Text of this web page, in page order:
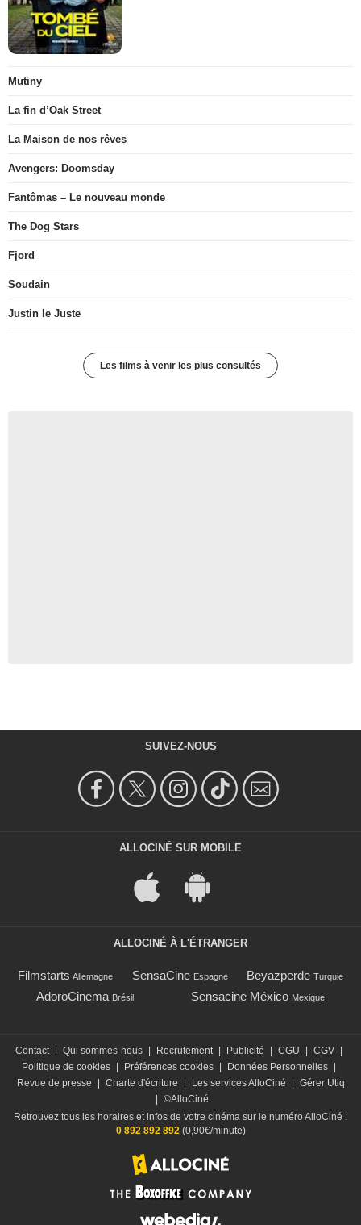
Mutiny
La fin d’Oak Street
La Maison de nos rêves
Avengers: Doomsday
Fantômas – Le nouveau monde
The Dog Stars
Fjord
Soudain
Justin le Juste
Les films à venir les plus consultés
SUIVEZ-NOUS
ALLOCINÉ SUR MOBILE
ALLOCINÉ À L'ÉTRANGER
Filmstarts Allemagne SensaCine Espagne Beyazperde Turquie
AdoroCinema Brésil Sensacine México Mexique
Contact Qui sommes-nous Recrutement Publicité CGU CGV
Politique de cookies
Préférences cookies Données Personnelles
Revue de presse
Charte d'écriture Les services AlloCiné
Gérer Utiq
©AlloCiné
Retrouvez tous les horaires et infos de votre cinéma sur le numéro AlloCiné :
0 892 892 892(0,90€/minute)